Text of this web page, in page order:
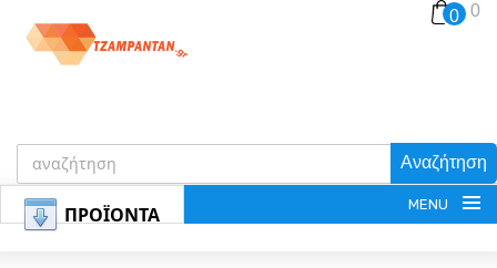
Αναζήτηση
0 0
ΠΡΟΪΟΝΤΑ MENU